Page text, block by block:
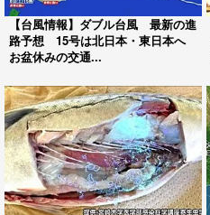
【台風情報】ダブル台風 最新の進
路予想 15号は北日本・東日本へ
お盆休みの交通...